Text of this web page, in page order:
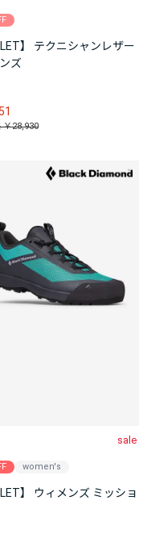
】 テクニシャンレザー
ズ
￥28,930
sale
women's
】 ウィメンズ ミッショ